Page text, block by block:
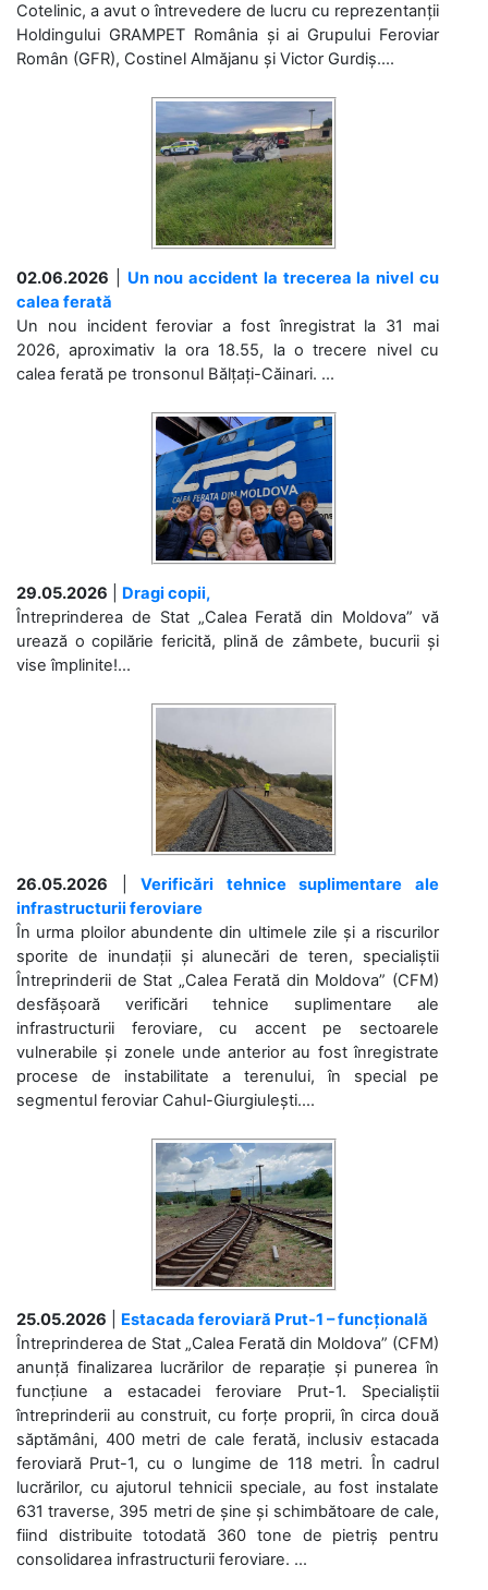
Cotelinic, a avut o întrevedere de lucru cu reprezentanții
Holdingului GRAMPET România și ai Grupului Feroviar
Român (GFR), Costinel Almăjanu și Victor Gurdiș....
02.06.2026
Un nou accident la trecerea la nivel cu
calea ferată
Un nou incident feroviar a fost înregistrat la 31 mai
2026, aproximativ la ora 18.55, la o trecere nivel cu
calea ferată pe tronsonul Bălțați-Căinari. ...
29.05.2026
Dragi copii,
Întreprinderea de Stat „Calea Ferată din Moldova” vă
urează o copilărie fericită, plină de zâmbete, bucurii și
vise împlinite!...
26.05.2026 |Verificări tehnice suplimentare ale
infrastructurii feroviare
În urma ploilor abundente din ultimele zile și a riscurilor
sporite de inundații și alunecări de teren, specialiștii
Întreprinderii de Stat „Calea Ferată din Moldova” (CFM)
desfășoară verificări tehnice suplimentare ale
infrastructurii feroviare, cu accent pe sectoarele
vulnerabile și zonele unde anterior au fost înregistrate
procese de instabilitate a terenului, în special pe
segmentul feroviar Cahul-Giurgiulești....
25.05.2026
Estacada feroviară Prut-1 – funcțională
Întreprinderea de Stat „Calea Ferată din Moldova” (CFM)
anunță finalizarea lucrărilor de reparație și punerea în
funcțiune a estacadei feroviare Prut-1. Specialiștii
întreprinderii au construit, cu forțe proprii, în circa două
săptămâni, 400 metri de cale ferată, inclusiv estacada
feroviară Prut-1, cu o lungime de 118 metri. În cadrul
lucrărilor, cu ajutorul tehnicii speciale, au fost instalate
631 traverse, 395 metri de șine și schimbătoare de cale,
fiind distribuite totodată 360 tone de pietriș pentru
consolidarea infrastructurii feroviare. ...